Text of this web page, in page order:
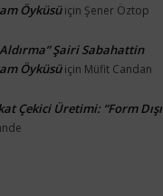
Öyküsüiçin Şener Öztop
Şairi Sabahattin
Öyküsüiçin Müfit Candan
Çekici Üretimi: “Form Dışı